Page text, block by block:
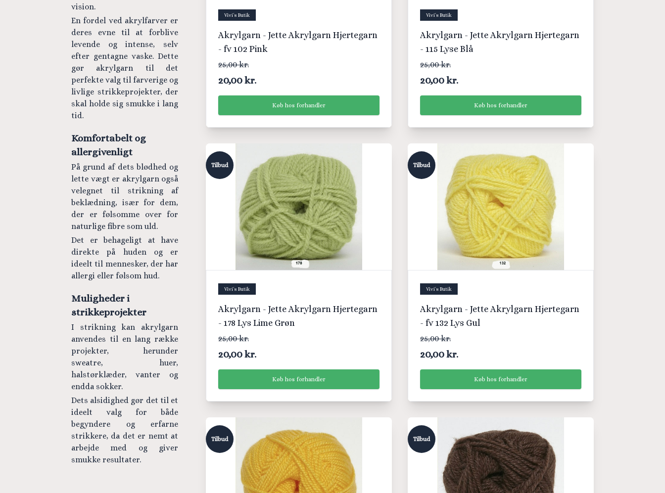
vision.
En fordel ved akrylfarver er
deres evne til at forblive
levende og intense, selv
efter gentagne vaske. Dette
gør akrylgarn til det
perfekte valg til farverige og
livlige strikkeprojekter, der
skal holde sig smukke i lang
tid.
Komfortabelt og
allergivenligt
På grund af dets blødhed og
lette vægt er akrylgarn også
velegnet til strikning af
beklædning, især for dem,
der er følsomme over for
naturlige fibre som uld.
Det er behageligt at have
direkte på huden og er
ideelt til mennesker, der har
allergi eller følsom hud.
Muligheder i
strikkeprojekter
I strikning kan akrylgarn
anvendes til en lang række
projekter, herunder
sweatre, huer,
halstørklæder, vanter og
endda sokker.
Dets alsidighed gør det til et
ideelt valg for både
begyndere og erfarne
strikkere, da det er nemt at
arbejde med og giver
smukke resultater.
Vivi´s Butik
Akrylgarn - Jette Akrylgarn Hjertegarn
- fv 102 Pink
25,00 kr.
20,00 kr.
Køb hos forhandler
Vivi´s Butik
Akrylgarn - Jette Akrylgarn Hjertegarn
- 115 Lyse Blå
25,00 kr.
20,00 kr.
Køb hos forhandler
Tilbud
Vivi´s Butik
Akrylgarn - Jette Akrylgarn Hjertegarn
- 178 Lys Lime Grøn
25,00 kr.
20,00 kr.
Køb hos forhandler
Tilbud
Vivi´s Butik
Akrylgarn - Jette Akrylgarn Hjertegarn
- fv 132 Lys Gul
25,00 kr.
20,00 kr.
Køb hos forhandler
Tilbud Tilbud